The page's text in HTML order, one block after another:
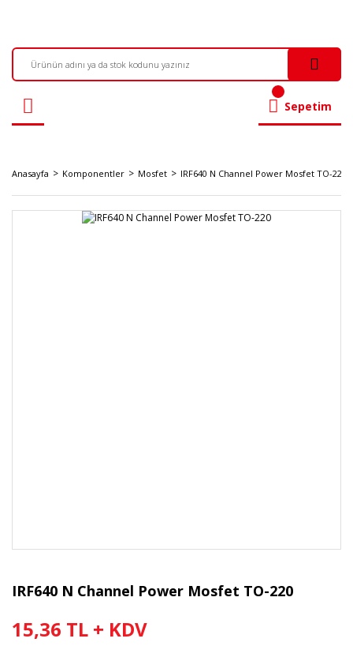
Sepetim
Anasayfa Komponentler Mosfet IRF640 N Channel Power Mosfet TO-220
IRF640 N Channel Power Mosfet TO-220
15,36 TL + KDV